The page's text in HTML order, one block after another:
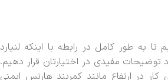
به طور کامل در رابطه با اینکه لنیارد
مفیدی در اختیارتان قرار دهیم.
کار در ارتفاع مانند کمربند هارنس ایمنی